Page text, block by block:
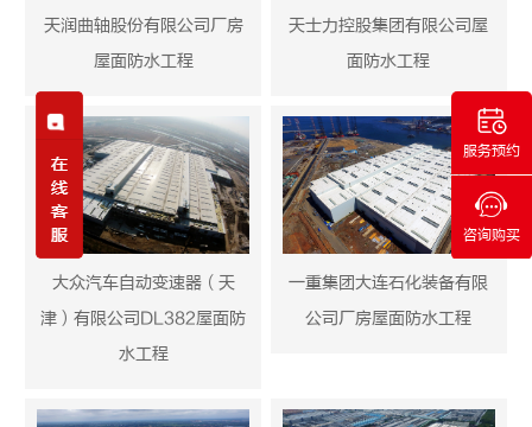
天润曲轴股份有限公司厂房
屋面防水工程
天士力控股集团有限公司屋
面防水工程
大众汽车自动变速器（天
津）有限公司DL382屋面防
水工程
一重集团大连石化装备有限
公司厂房屋面防水工程
服务预约
咨询购买